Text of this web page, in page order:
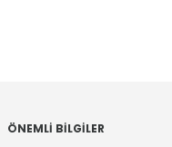
ÖNEMLI BILGILER